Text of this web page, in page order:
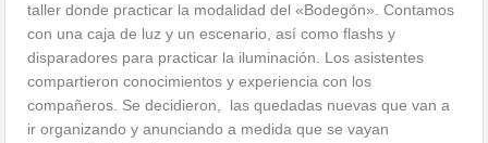
taller donde practicar la modalidad del «Bodegón». Contamos
con una caja de luz y un escenario, así como flashs y
disparadores para practicar la iluminación. Los asistentes
compartieron conocimientos y experiencia con los
compañeros. Se decidieron, las quedadas nuevas que van a
ir organizando y anunciando a medida que se vayan